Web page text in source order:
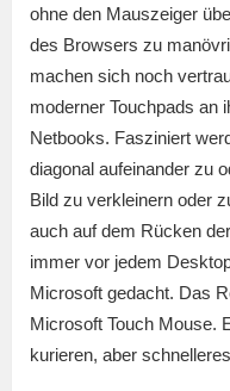
ohne den Mauszeiger
des Browsers zu
machen sich noch
moderner Touchpads an
Netbooks. Fasziniert
diagonal aufeinander zu
Bild zu verkleinern oder
auch auf dem Rücken
immer vor jedem
Microsoft gedacht. Das
Microsoft Touch Mouse.
kurieren, aber